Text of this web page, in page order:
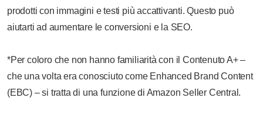
prodotti con immagini e testi più accattivanti. Questo può
aiutarti ad aumentare le conversioni e la SEO.
*Per coloro che non hanno familiarità con il Contenuto A+ –
che una volta era conosciuto come Enhanced Brand Content
(EBC) – si tratta di una funzione di Amazon Seller Central.